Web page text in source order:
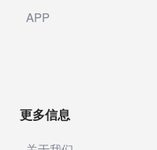
APP
更多信息